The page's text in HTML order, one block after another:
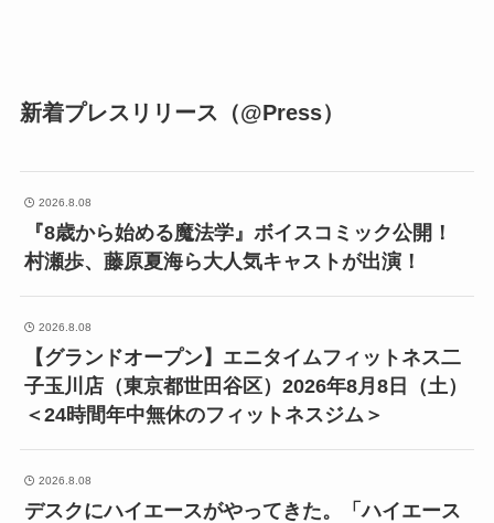
新着プレスリリース（@Press）
2026.8.08
『8歳から始める魔法学』ボイスコミック公開！
村瀬歩、藤原夏海ら大人気キャストが出演！
2026.8.08
【グランドオープン】エニタイムフィットネス二
子玉川店（東京都世田谷区）2026年8月8日（土）
＜24時間年中無休のフィットネスジム＞
2026.8.08
デスクにハイエースがやってきた。「ハイエース